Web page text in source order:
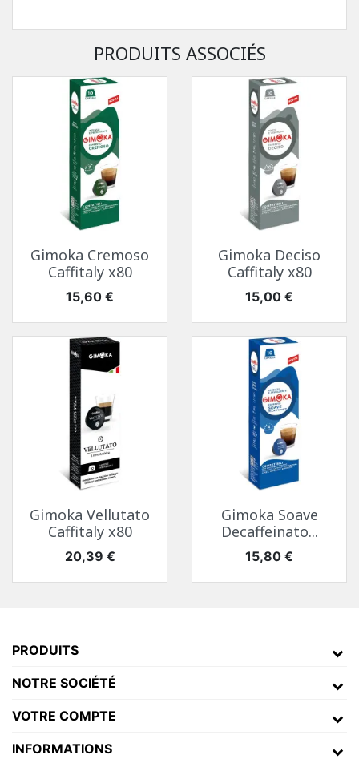
PRODUITS ASSOCIÉS
Gimoka Cremoso
Caffitaly x80
Prix
15,60 €
Gimoka Deciso
Caffitaly x80
Prix
15,00 €
Gimoka Vellutato
Caffitaly x80
Prix
20,39 €
Gimoka Soave
Decaffeinato...
Prix
15,80 €
PRODUITS
NOTRE SOCIÉTÉ
VOTRE COMPTE
INFORMATIONS